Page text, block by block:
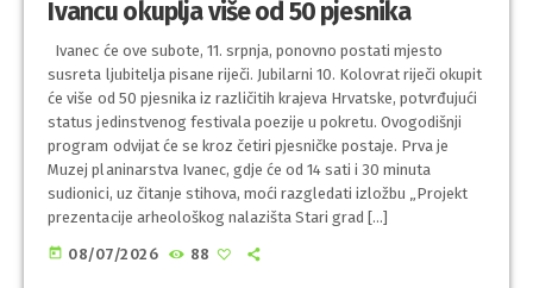
Ivancu okuplja više od 50 pjesnika
Ivanec će ove subote, 11. srpnja, ponovno postati mjesto
susreta ljubitelja pisane riječi. Jubilarni 10. Kolovrat riječi okupit
će više od 50 pjesnika iz različitih krajeva Hrvatske, potvrđujući
status jedinstvenog festivala poezije u pokretu. Ovogodišnji
program odvijat će se kroz četiri pjesničke postaje. Prva je
Muzej planinarstva Ivanec, gdje će od 14 sati i 30 minuta
sudionici, uz čitanje stihova, moći razgledati izložbu „Projekt
prezentacije arheološkog nalazišta Stari grad […]
today 08/07/2026 88